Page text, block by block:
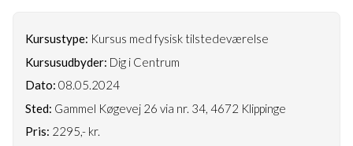
Kursustype: Kursus med fysisk tilstedeværelse
Kursusudbyder: Dig i Centrum
Dato: 08.05.2024
Sted: Gammel Køgevej 26 via nr. 34, 4672 Klippinge
Pris: 2295,- kr.